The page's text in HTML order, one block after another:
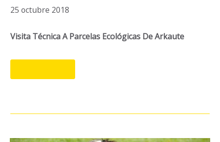
25 octubre 2018
Visita Técnica A Parcelas Ecológicas De Arkaute